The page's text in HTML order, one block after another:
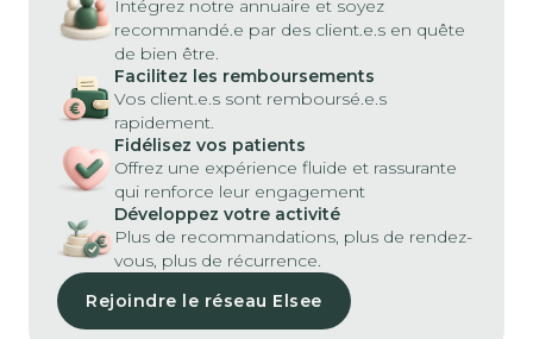
Intégrez notre annuaire et soyez
recommandé.e par des client.e.s en quête
de bien être.
Facilitez les remboursements
Vos client.e.s sont remboursé.e.s
rapidement.
Fidélisez vos patients
Offrez une expérience fluide et rassurante
qui renforce leur engagement
Développez votre activité
Plus de recommandations, plus de rendez-
vous, plus de récurrence.
Rejoindre le réseau Elsee